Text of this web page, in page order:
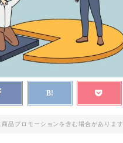
商品プロモーションを含む場合があります